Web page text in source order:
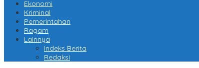
Ekonomi
Kriminal
Pemerintahan
Ragam
Lainnya
Indeks Berita
Redaksi